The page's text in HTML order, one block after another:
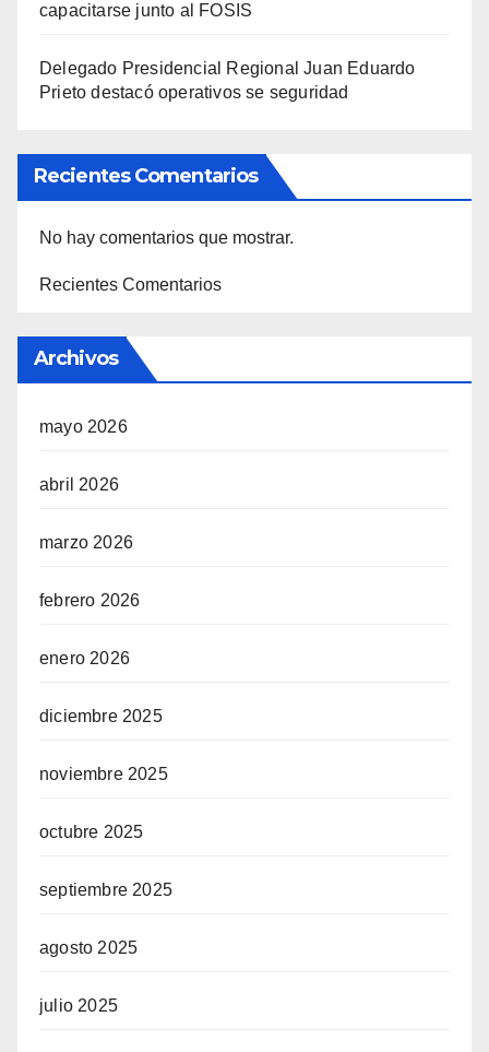
capacitarse junto al FOSIS
Delegado Presidencial Regional Juan Eduardo
Prieto destacó operativos se seguridad
Recientes Comentarios
No hay comentarios que mostrar.
Recientes Comentarios
Archivos
mayo 2026
abril 2026
marzo 2026
febrero 2026
enero 2026
diciembre 2025
noviembre 2025
octubre 2025
septiembre 2025
agosto 2025
julio 2025